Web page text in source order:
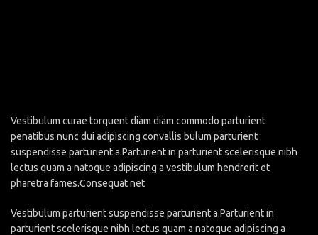
Vestibulum curae torquent diam diam commodo parturient
penatibus nunc dui adipiscing convallis bulum parturient
suspendisse parturient a.Parturient in parturient scelerisque nibh
lectus quam a natoque adipiscing a vestibulum hendrerit et
pharetra fames.Consequat net
Vestibulum parturient suspendisse parturient a.Parturient in
parturient scelerisque nibh lectus quam a natoque adipiscing a